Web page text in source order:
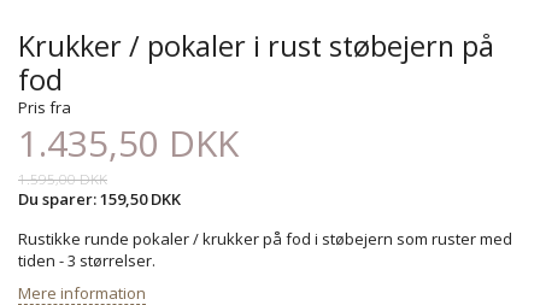
Krukker / pokaler i rust støbejern på
fod
Pris fra
1.435,50 DKK
1.595,00 DKK
Du sparer:159,50 DKK
Rustikke runde pokaler / krukker på fod i støbejern som ruster med
tiden - 3 størrelser.
Mere information